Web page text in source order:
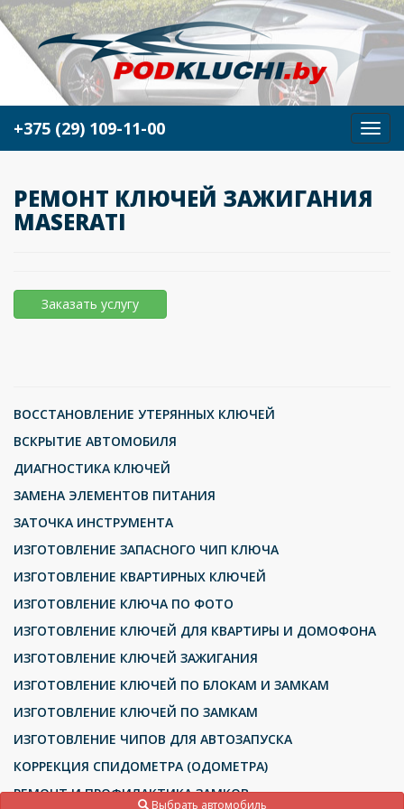
М
е
+375 (29) 109-11-00
РЕМОНТ КЛЮЧЕЙ ЗАЖИГАНИЯ
MASERATI
Заказать услугу
ВОССТАНОВЛЕНИЕ УТЕРЯННЫХ КЛЮЧЕЙ
ВСКРЫТИЕ АВТОМОБИЛЯ
ДИАГНОСТИКА КЛЮЧЕЙ
ЗАМЕНА ЭЛЕМЕНТОВ ПИТАНИЯ
ЗАТОЧКА ИНСТРУМЕНТА
ИЗГОТОВЛЕНИЕ ЗАПАСНОГО ЧИП КЛЮЧА
ИЗГОТОВЛЕНИЕ КВАРТИРНЫХ КЛЮЧЕЙ
ИЗГОТОВЛЕНИЕ КЛЮЧА ПО ФОТО
ИЗГОТОВЛЕНИЕ КЛЮЧЕЙ ДЛЯ КВАРТИРЫ И ДОМОФОНА
ИЗГОТОВЛЕНИЕ КЛЮЧЕЙ ЗАЖИГАНИЯ
ИЗГОТОВЛЕНИЕ КЛЮЧЕЙ ПО БЛОКАМ И ЗАМКАМ
ИЗГОТОВЛЕНИЕ КЛЮЧЕЙ ПО ЗАМКАМ
ИЗГОТОВЛЕНИЕ ЧИПОВ ДЛЯ АВТОЗАПУСКА
КОРРЕКЦИЯ СПИДОМЕТРА (ОДОМЕТРА)
РЕМОНТ И ПРОФИЛАКТИКА ЗАМКОВ
Выбрать автомобиль